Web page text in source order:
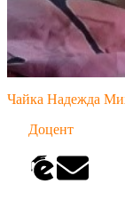
Чайка Надежда
Доцент